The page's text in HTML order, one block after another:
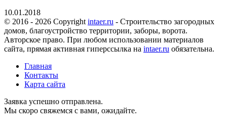
10.01.2018
© 2016 - 2026 Copyright intaer.ru - Cтроительство загородных
домов, благоустройство территории, заборы, ворота.
Авторское право. При любом использовании материалов
сайта, прямая активная гиперссылка на intaer.ru обязательна.
Главная
Контакты
Карта сайта
Заявка успешно отправлена.
Мы скоро свяжемся с вами, ожидайте.